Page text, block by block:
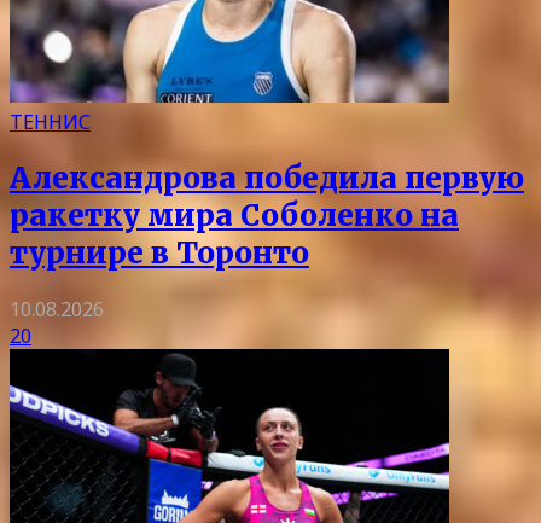
ТЕННИС
Александрова победила первую
ракетку мира Соболенко на
турнире в Торонто
10.08.2026
20